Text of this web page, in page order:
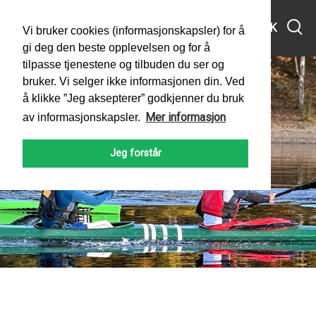
Vi bruker cookies (informasjonskapsler) for å
gi deg den beste opplevelsen og for å
tilpasse tjenestene og tilbuden du ser og
bruker. Vi selger ikke informasjonen din. Ved
å klikke ”Jeg aksepterer” godkjenner du bruk
av informasjonskapsler.
Mer informasjon
Jeg forstår
MENY SØK